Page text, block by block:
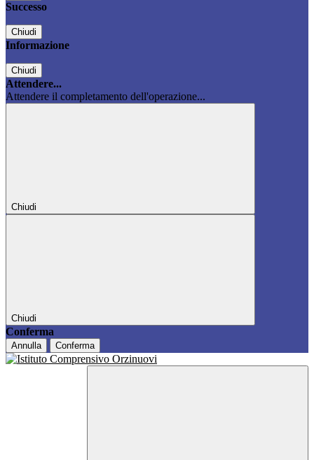
Successo
Chiudi
Informazione
Chiudi
Attendere...
Attendere il completamento dell'operazione...
Chiudi
Chiudi
Conferma
Annulla Conferma